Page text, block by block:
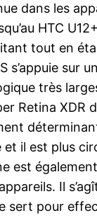
dans les
HTC
tout en
s’appuie
très
Retina XDR
il est plus
est
Il
pour